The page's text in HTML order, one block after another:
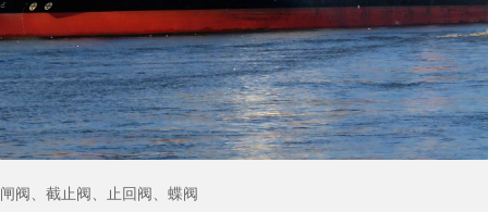
闸阀、截止阀、止回阀、蝶阀